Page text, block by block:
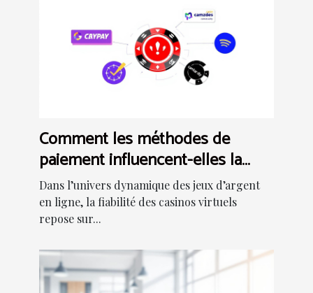
Comment les méthodes de
paiement influencent-elles la
fiabilité des casinos en ligne ?
Dans l’univers dynamique des jeux d’argent
en ligne, la fiabilité des casinos virtuels
repose sur...